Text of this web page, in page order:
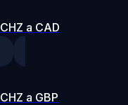
CHZ a CAD
CHZ a GBP